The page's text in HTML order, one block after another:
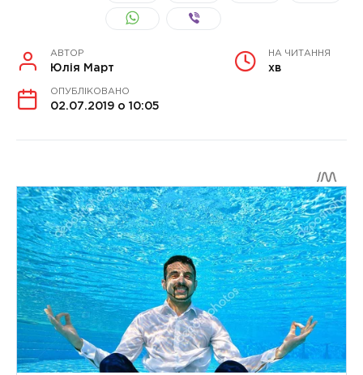
АВТОР
Юлія Март
НА ЧИТАННЯ
хв
ОПУБЛІКОВАНО
02.07.2019 о 10:05